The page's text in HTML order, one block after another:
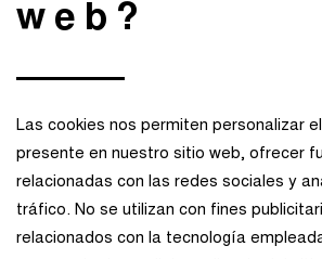
web?
Las cookies nos permiten personalizar
presente en nuestro sitio web, ofrecer
relacionadas con las redes sociales y
tráfico. No se utilizan con fines
relacionados con la tecnología